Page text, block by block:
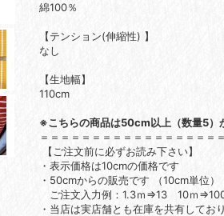
綿100％
【テンション(伸縮性) 】
なし
【生地幅】
110cm
※こちらの商品は50cm以上（数量5）
＝＝＝＝＝＝＝＝＝＝＝＝＝＝＝＝＝
【ご注文前に必ずお読み下さい】
・表示価格は10cmの価格です
・50cmからの販売です （10cm単位）
ご注文入力例：1.3ｍ⇒13 10ｍ
・当店は実店舗とも在庫を共有して